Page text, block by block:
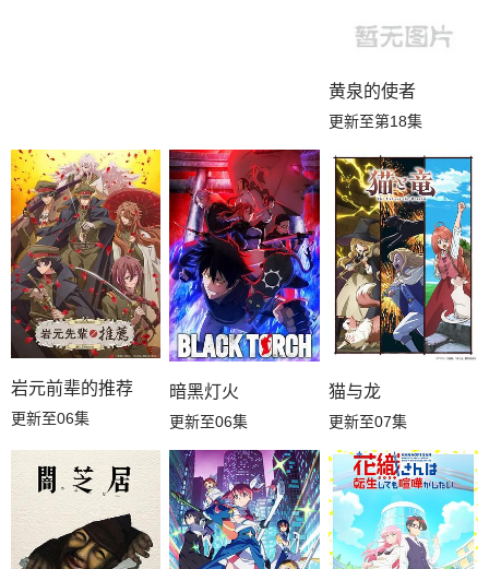
黄泉的使者
更新至第18集
岩元前辈的推荐
更新至06集
暗黑灯火
更新至06集
猫与龙
更新至07集